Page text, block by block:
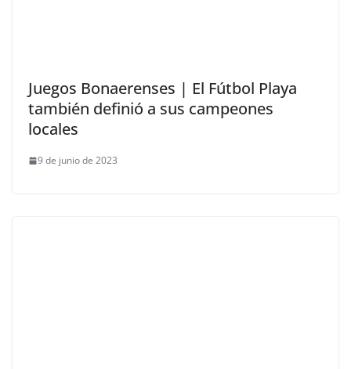
Juegos Bonaerenses | El Fútbol Playa
también definió a sus campeones
locales
9 de junio de 2023